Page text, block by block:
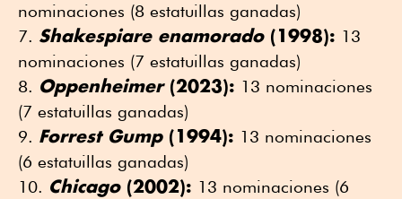
nominaciones (8 estatuillas ganadas)
Shakespiare enamorado(1998): 13
nominaciones (7 estatuillas ganadas)
Oppenheimer(2023): 13 nominaciones
(7 estatuillas ganadas)
Forrest Gump(1994): 13 nominaciones
(6 estatuillas ganadas)
Chicago(2002): 13 nominaciones (6